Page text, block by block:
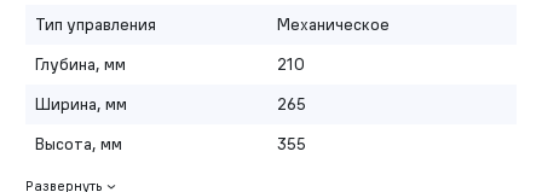
Тип управления
Механическое
Глубина, мм
210
Ширина, мм
265
Высота, мм
355
Развернуть